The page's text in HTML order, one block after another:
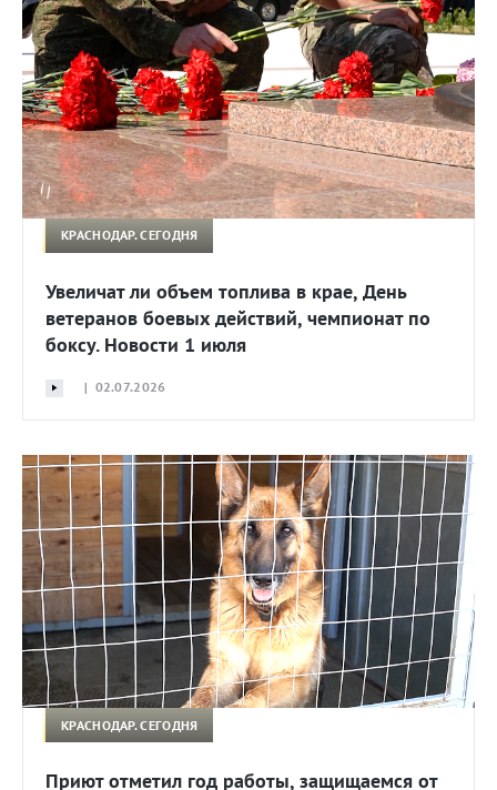
КРАСНОДАР. СЕГОДНЯ
Увеличат ли объем топлива в крае, День
ветеранов боевых действий, чемпионат по
боксу. Новости 1 июля
| 02.07.2026
КРАСНОДАР. СЕГОДНЯ
Приют отметил год работы, защищаемся от